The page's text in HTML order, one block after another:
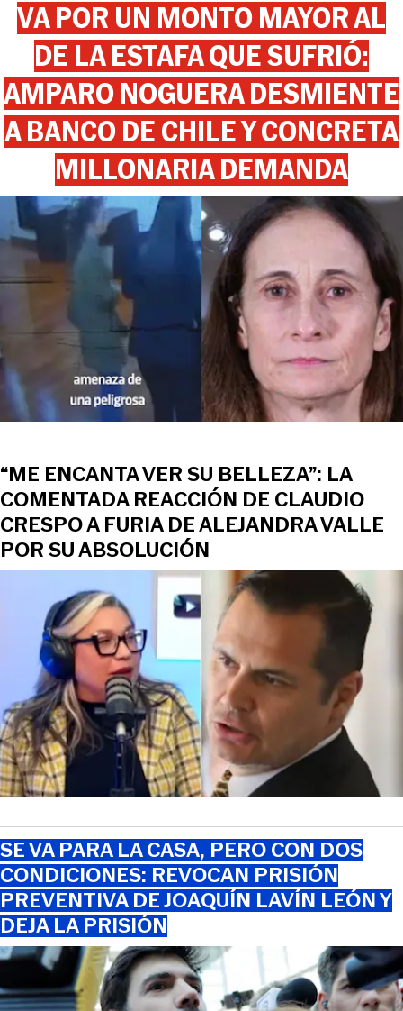
VA POR UN MONTO MAYOR AL
DE LA ESTAFA QUE SUFRIÓ:
AMPARO NOGUERA DESMIENTE
A BANCO DE CHILE Y CONCRETA
MILLONARIA DEMANDA
“ME ENCANTA VER SU BELLEZA”: LA
COMENTADA REACCIÓN DE CLAUDIO
CRESPO A FURIA DE ALEJANDRA VALLE
POR SU ABSOLUCIÓN
SE VA PARA LA CASA, PERO CON DOS
CONDICIONES: REVOCAN PRISIÓN
PREVENTIVA DE JOAQUÍN LAVÍN LEÓN Y
DEJA LA PRISIÓN